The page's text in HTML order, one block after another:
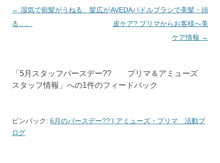
投
稿
ン
← 湿気で前髪がうねる、髪広が
る…。
AVEDAパドルブラシで美髪・頭
皮ケア? プリマからお客様へ美
ケア情報 →
「 5月スタッフバースデー?? プリマ＆アミューズ
スタッフ情報 」への1件のフィードバック
ピンバック: 6月のバースデー?? | アミューズ・プリマ 活動ブ
ログ